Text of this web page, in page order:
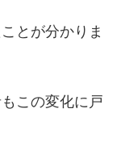
とが分かりま
この変化に戸